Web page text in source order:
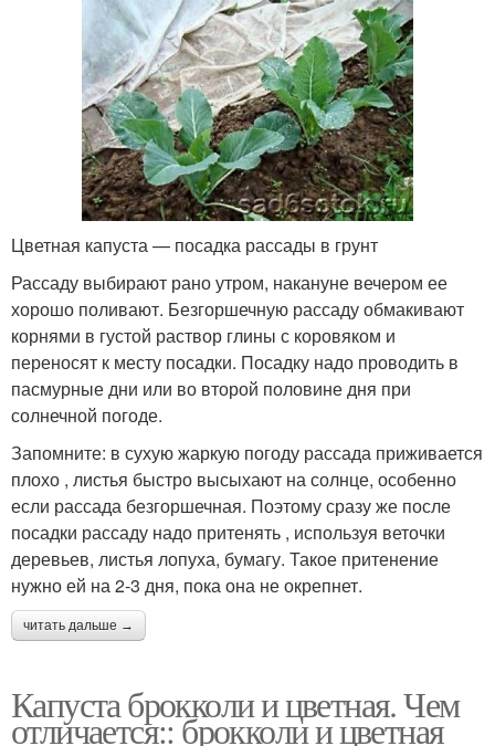
Цветная капуста — посадка рассады в грунт
Рассаду выбирают рано утром, накануне вечером ее
хорошо поливают. Безгоршечную рассаду обмакивают
корнями в густой раствор глины с коровяком и
переносят к месту посадки. Посадку надо проводить в
пасмурные дни или во второй половине дня при
солнечной погоде.
Запомните: в сухую жаркую погоду рассада приживается
плохо , листья быстро высыхают на солнце, особенно
если рассада безгоршечная. Поэтому сразу же после
посадки рассаду надо притенять , используя веточки
деревьев, листья лопуха, бумагу. Такое притенение
нужно ей на 2-3 дня, пока она не окрепнет.
читать дальше →
Капуста брокколи и цветная. Чем
отличается:: брокколи и цветная